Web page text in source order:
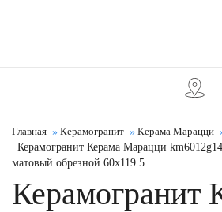
Главная Керамогранит Керама Марацци
Керамогранит Керама Марацци
матовый обрезной 60x119.5
Керамогранит